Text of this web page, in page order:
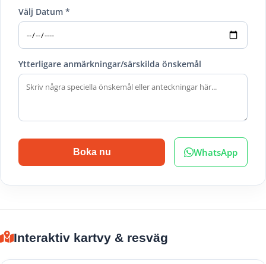
Välj Datum *
Ytterligare anmärkningar/särskilda önskemål
Boka nu WhatsApp
Interaktiv kartvy & resväg